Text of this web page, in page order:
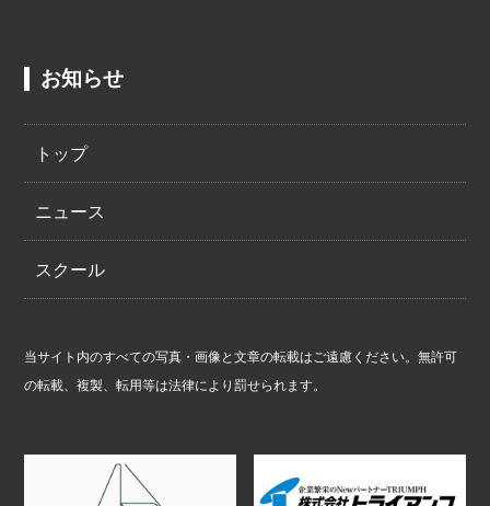
お知らせ
トップ
ニュース
スクール
当サイト内のすべての写真・画像と文章の転載はご遠慮ください。無許可
の転載、複製、転用等は法律により罰せられます。